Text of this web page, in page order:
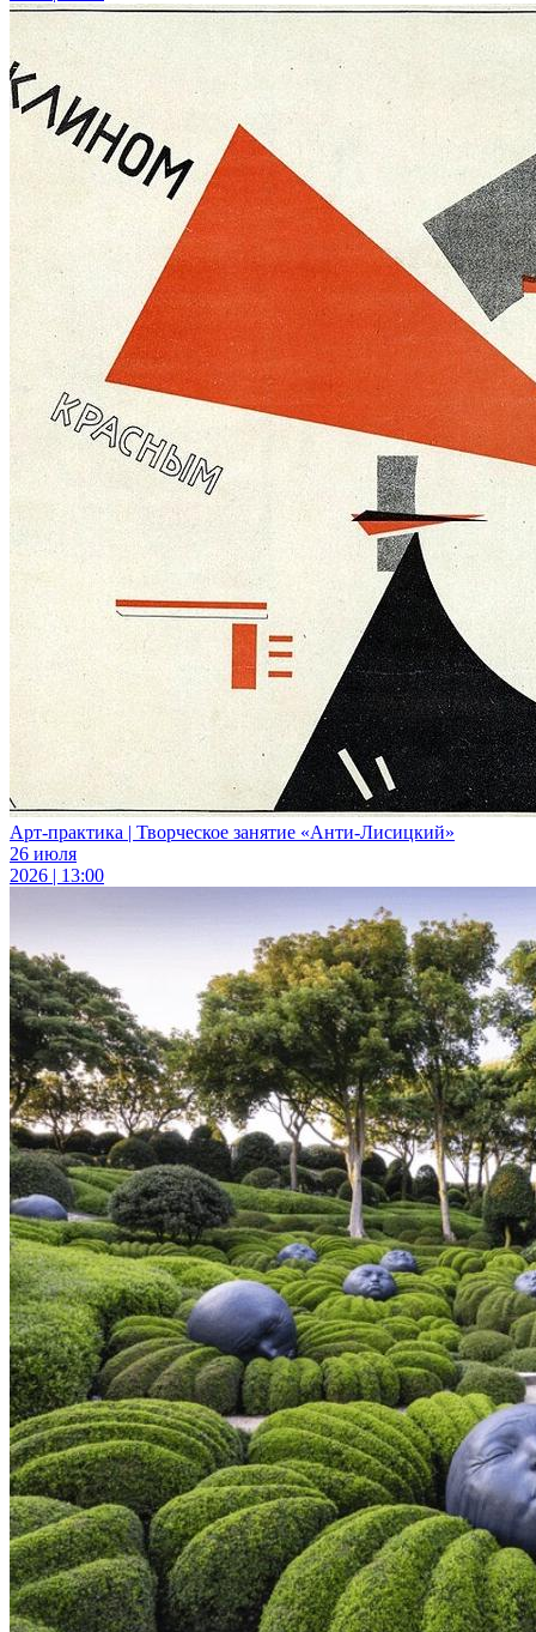
Арт-практика | Творческое занятие «Анти-Лисицкий»
26 июля
2026 | 13:00